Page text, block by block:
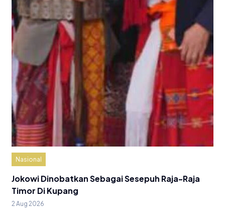
Nasional
Jokowi Dinobatkan Sebagai Sesepuh Raja-Raja
Timor Di Kupang
2 Aug 2026